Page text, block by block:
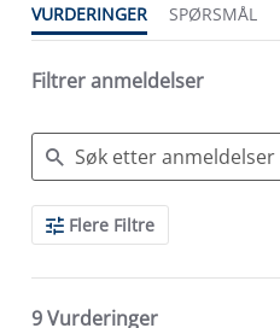
VURDERINGER SPØRSMÅL
Filtrer anmeldelser
Search
ReviewsFlere Filtre
9 Vurderinger